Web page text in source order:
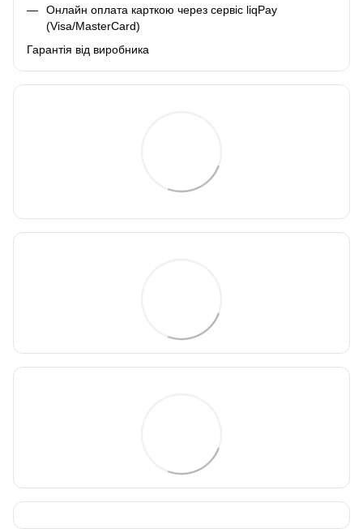
Онлайн оплата карткою через сервіс liqPay
(Visa/MasterCard)
Гарантія від виробника